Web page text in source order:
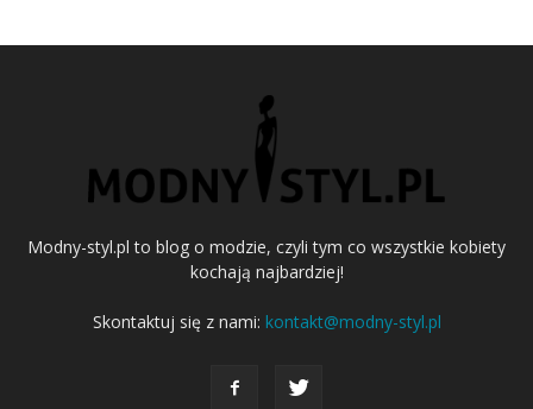
Modny-styl.pl to blog o modzie, czyli tym co wszystkie kobiety
kochają najbardziej!
Skontaktuj się z nami: kontakt@modny-styl.pl